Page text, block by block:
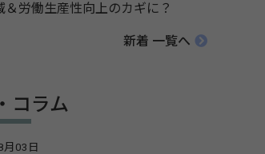
＆労働生産性向上のカギに？
新着 一覧へ
コラム
月03日